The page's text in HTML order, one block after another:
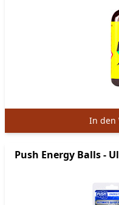
In den
Push Energy Balls -